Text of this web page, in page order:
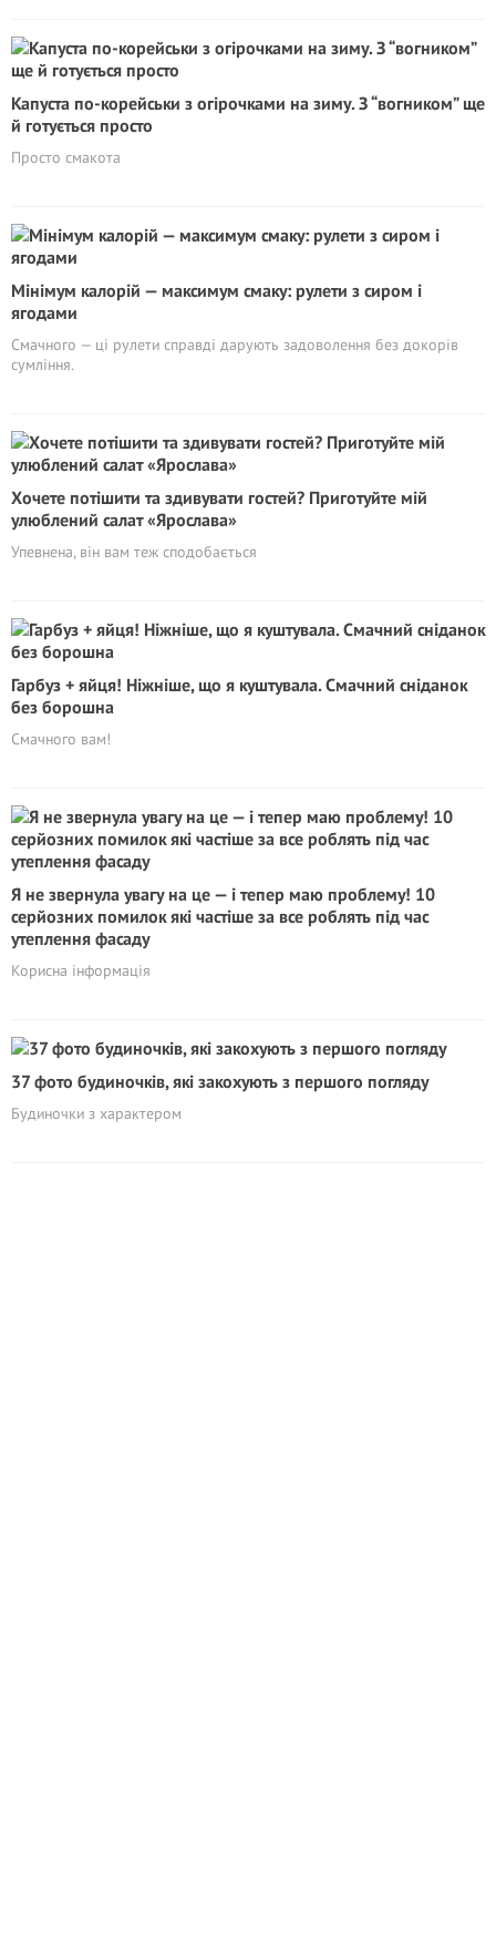
Капуста по-корейськи з огірочками на зиму. З “вогником” ще
й готується просто
Просто смакота
Мінімум калорій — максимум смаку: рулети з сиром і
ягодами
Смачного — ці рулети справді дарують задоволення без докорів
сумління.
Хочете потішити та здивувати гостей? Приготуйте мій
улюблений салат «Ярослава»
Упевнена, він вам теж сподобається
Гарбуз + яйця! Ніжніше, що я куштувала. Смачний сніданок
без борошна
Смачного вам!
Я не звернула увагу на це — і тепер маю проблему! 10
серйозних помилок які частіше за все роблять під час
утеплення фасаду
Корисна інформація
37 фото будиночків, які закохують з першого погляду
Будиночки з характером